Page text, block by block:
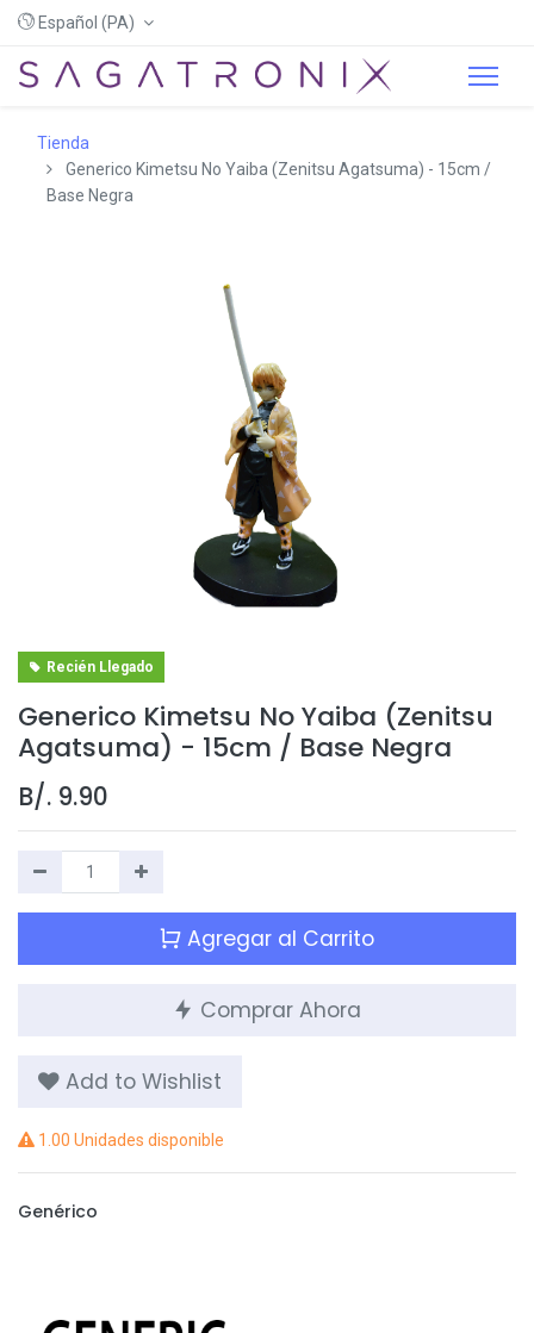
Español (PA)
Tienda
Generico Kimetsu No Yaiba (Zenitsu Agatsuma) - 15cm /
Base Negra
Recién Llegado
Generico Kimetsu No Yaiba (Zenitsu
Agatsuma) - 15cm / Base Negra
B/. 9.90
Agregar al Carrito
Comprar Ahora
Add to Wishlist
1.00 Unidades disponible
Genérico